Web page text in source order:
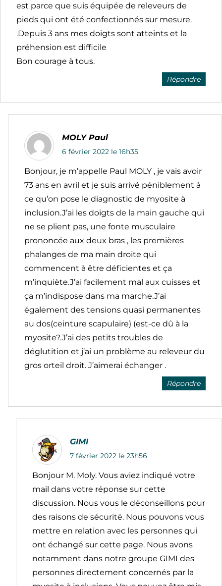
est parce que suis équipée de releveurs de
pieds qui ont été confectionnés sur mesure.
.Depuis 3 ans mes doigts sont atteints et la
préhension est difficile
Bon courage à tous.
Répondre
MOLY Paul
6 février 2022 le 16h35
Bonjour, je m’appelle Paul MOLY , je vais avoir
73 ans en avril et je suis arrivé péniblement à
ce qu’on pose le diagnostic de myosite à
inclusion.J’ai les doigts de la main gauche qui
ne se plient pas, une fonte musculaire
prononcée aux deux bras , les premières
phalanges de ma main droite qui
commencent à être déficientes et ça
m’inquiète.J’ai facilement mal aux cuisses et
ça m’indispose dans ma marche.J’ai
également des tensions quasi permanentes
au dos(ceinture scapulaire) (est-ce dû à la
myosite?.J’ai des petits troubles de
déglutition et j’ai un problème au releveur du
gros orteil droit. J’aimerai échanger .
Répondre
GIMI
7 février 2022 le 23h56
Bonjour M. Moly. Vous aviez indiqué votre
mail dans votre réponse sur cette
discussion. Nous vous le déconseillons pour
des raisons de sécurité. Nous pouvons vous
mettre en relation avec les personnes qui
ont échangé sur cette page. Nous avons
notamment dans notre groupe GIMI des
personnes directement concernés par la